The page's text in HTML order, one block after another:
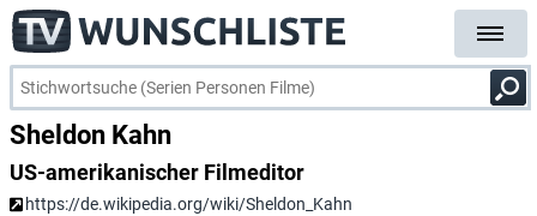
Sheldon Kahn
US-amerikanischer Filmeditor
https://de.wikipedia.org/wiki/Sheldon_Kahn